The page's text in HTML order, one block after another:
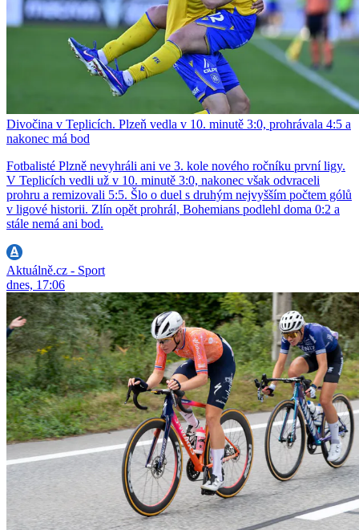
Divočina v Teplicích. Plzeň vedla v 10. minutě 3:0, prohrávala 4:5 a
nakonec má bod
Fotbalisté Plzně nevyhráli ani ve 3. kole nového ročníku první ligy.
V Teplicích vedli už v 10. minutě 3:0, nakonec však odvraceli
prohru a remizovali 5:5. Šlo o duel s druhým nejvyšším počtem gólů
v ligové historii. Zlín opět prohrál, Bohemians podlehl doma 0:2 a
stále nemá ani bod.
Aktuálně.cz - Sport
dnes, 17:06